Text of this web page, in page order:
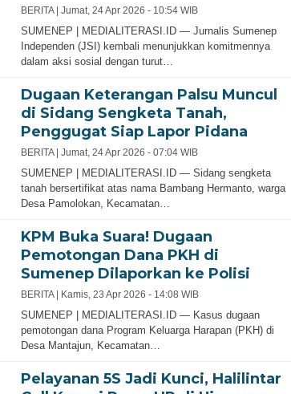
BERITA | Jumat, 24 Apr 2026 - 10:54 WIB
SUMENEP | MEDIALITERASI.ID — Jurnalis Sumenep
Independen (JSI) kembali menunjukkan komitmennya
dalam aksi sosial dengan turut…
Dugaan Keterangan Palsu Muncul
di Sidang Sengketa Tanah,
Penggugat Siap Lapor Pidana
BERITA | Jumat, 24 Apr 2026 - 07:04 WIB
SUMENEP | MEDIALITERASI.ID — Sidang sengketa
tanah bersertifikat atas nama Bambang Hermanto, warga
Desa Pamolokan, Kecamatan…
KPM Buka Suara! Dugaan
Pemotongan Dana PKH di
Sumenep Dilaporkan ke Polisi
BERITA | Kamis, 23 Apr 2026 - 14:08 WIB
SUMENEP | MEDIALITERASI.ID — Kasus dugaan
pemotongan dana Program Keluarga Harapan (PKH) di
Desa Mantajun, Kecamatan…
Pelayanan 5S Jadi Kunci, Halilintar